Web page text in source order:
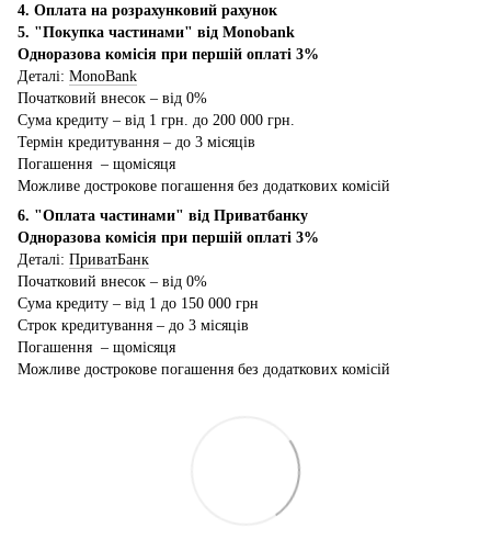
4. Оплата на розрахунковий рахунок
5. "Покупка частинами" від Monobank
Одноразова комісія при першій оплаті 3%
Деталі: MonoBank
Початковий внесок – від 0%
Сума кредиту – від 1 грн. до 200 000 грн.
Термін кредитування – до 3 місяців
Погашення – щомісяця
Можливе дострокове погашення без додаткових комісій
6. "Оплата частинами" від Приватбанку
Одноразова комісія при першій оплаті 3%
Деталі: ПриватБанк
Початковий внесок – від 0%
Сума кредиту – від 1 до 150 000 грн
Строк кредитування – до 3 місяців
Погашення – щомісяця
Можливе дострокове погашення без додаткових комісій